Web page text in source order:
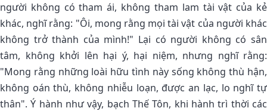
người không có tham ái, không tham lam tài vật của kẻ
khác, nghĩ rằng: "Ôi, mong rằng mọi tài vật của người khác
không trở thành của mình!" Lại có người không có sân
tâm, không khởi lên hại ý, hại niệm, nhưng nghĩ rằng:
"Mong rằng những loài hữu tình này sống không thù hận,
không oán thù, không nhiễu loạn, được an lạc, lo nghĩ tự
thân". Ý hành như vậy, bạch Thế Tôn, khi hành trì thời các